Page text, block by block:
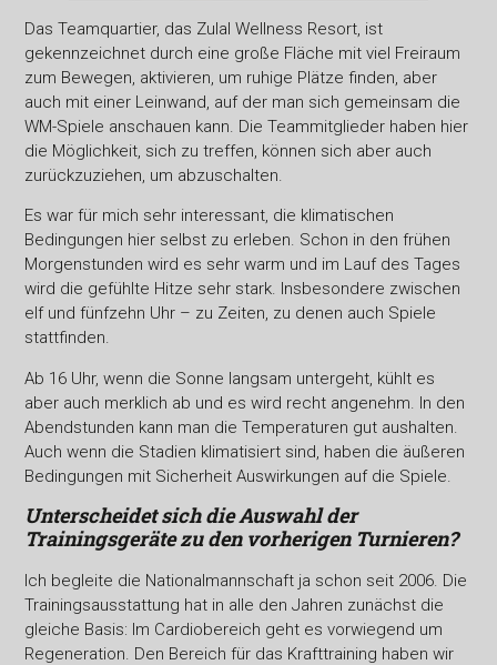
Das Teamquartier, das Zulal Wellness Resort, ist
gekennzeichnet durch eine große Fläche mit viel Freiraum
zum Bewegen, aktivieren, um ruhige Plätze finden, aber
auch mit einer Leinwand, auf der man sich gemeinsam die
WM-Spiele anschauen kann. Die Teammitglieder haben hier
die Möglichkeit, sich zu treffen, können sich aber auch
zurückzuziehen, um abzuschalten.
Es war für mich sehr interessant, die klimatischen
Bedingungen hier selbst zu erleben. Schon in den frühen
Morgenstunden wird es sehr warm und im Lauf des Tages
wird die gefühlte Hitze sehr stark. Insbesondere zwischen
elf und fünfzehn Uhr – zu Zeiten, zu denen auch Spiele
stattfinden.
Ab 16 Uhr, wenn die Sonne langsam untergeht, kühlt es
aber auch merklich ab und es wird recht angenehm. In den
Abendstunden kann man die Temperaturen gut aushalten.
Auch wenn die Stadien klimatisiert sind, haben die äußeren
Bedingungen mit Sicherheit Auswirkungen auf die Spiele.
Unterscheidet sich die Auswahl der
Trainingsgeräte zu den vorherigen Turnieren?
Ich begleite die Nationalmannschaft ja schon seit 2006. Die
Trainingsausstattung hat in alle den Jahren zunächst die
gleiche Basis: Im Cardiobereich geht es vorwiegend um
Regeneration. Den Bereich für das Krafttraining haben wir